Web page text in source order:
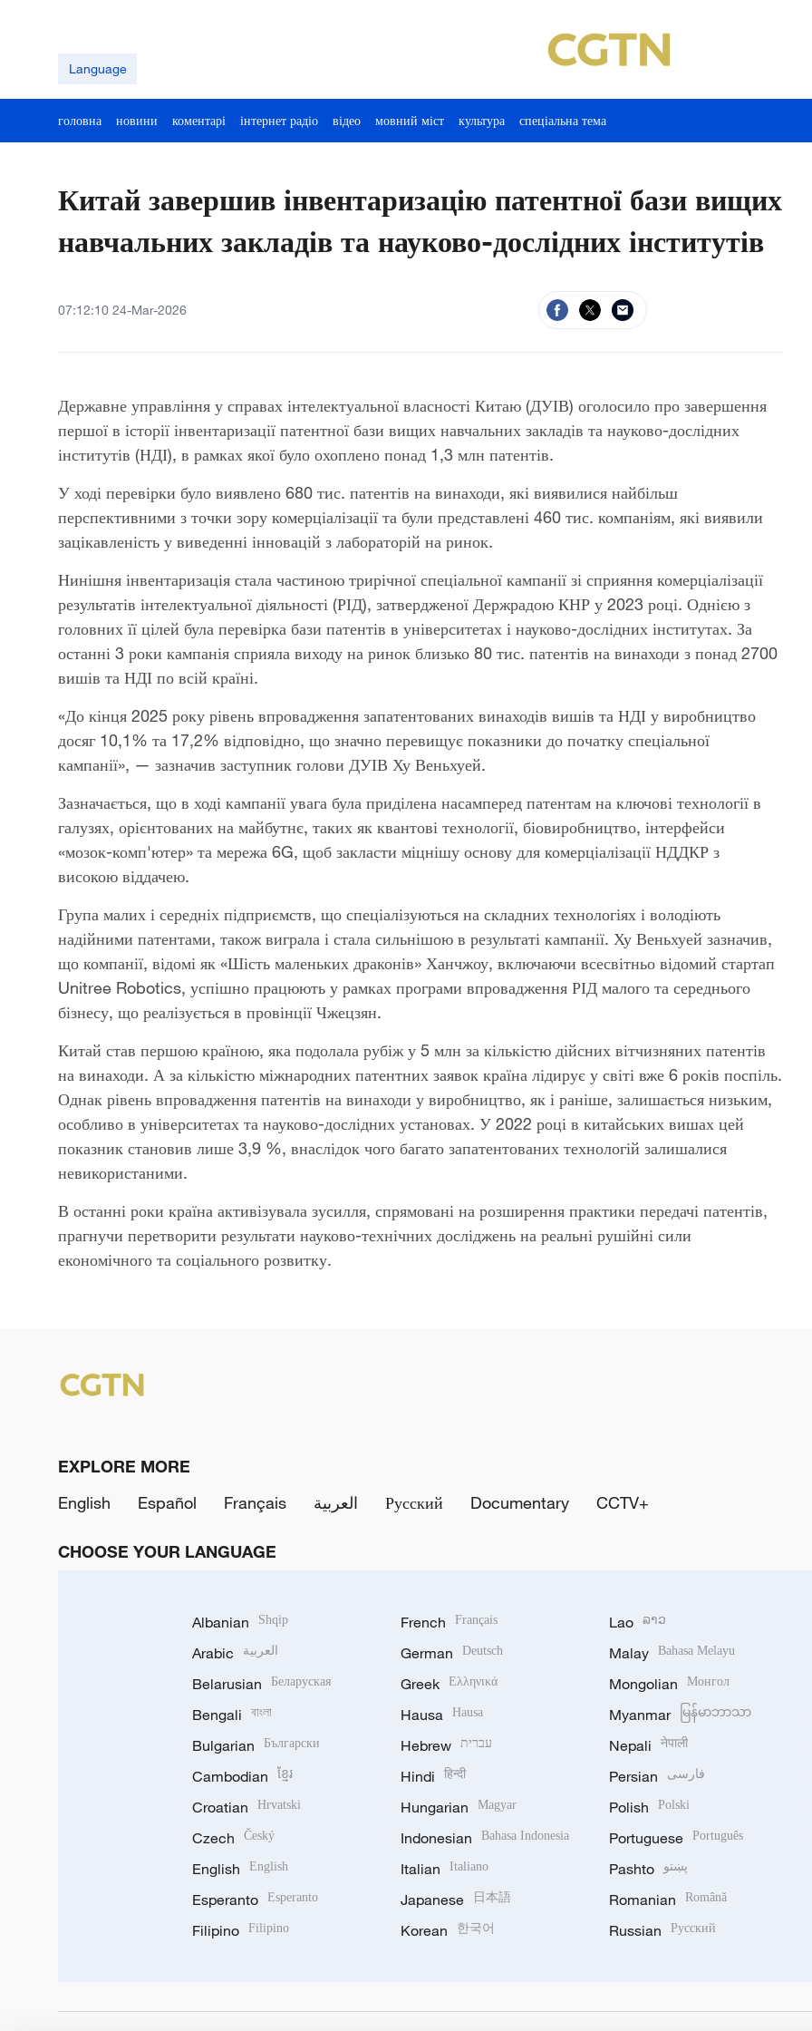
Language
головна новини коментарі інтернет радіо відео мовний міст культура спеціальна тема
Китай завершив інвентаризацію патентної бази вищих
навчальних закладів та науково-дослідних інститутів
07:12:10 24-Mar-2026
Державне управління у справах інтелектуальної власності Китаю (ДУІВ) оголосило про завершення
першої в історії інвентаризації патентної бази вищих навчальних закладів та науково-дослідних
інститутів (НДІ), в рамках якої було охоплено понад 1,3 млн патентів.
У ході перевірки було виявлено 680 тис. патентів на винаходи, які виявилися найбільш
перспективними з точки зору комерціалізації та були представлені 460 тис. компаніям, які виявили
зацікавленість у виведенні інновацій з лабораторій на ринок.
Нинішня інвентаризація стала частиною трирічної спеціальної кампанії зі сприяння комерціалізації
результатів інтелектуальної діяльності (РІД), затвердженої Держрадою КНР у 2023 році. Однією з
головних її цілей була перевірка бази патентів в університетах і науково-дослідних інститутах. За
останні 3 роки кампанія сприяла виходу на ринок близько 80 тис. патентів на винаходи з понад 2700
вишів та НДІ по всій країні.
«До кінця 2025 року рівень впровадження запатентованих винаходів вишів та НДІ у виробництво
досяг 10,1% та 17,2% відповідно, що значно перевищує показники до початку спеціальної
кампанії», — зазначив заступник голови ДУІВ Ху Веньхуей.
Зазначається, що в ході кампанії увага була приділена насамперед патентам на ключові технології в
галузях, орієнтованих на майбутнє, таких як квантові технології, біовиробництво, інтерфейси
«мозок-комп'ютер» та мережа 6G, щоб закласти міцнішу основу для комерціалізації НДДКР з
високою віддачею.
Група малих і середніх підприємств, що спеціалізуються на складних технологіях і володіють
надійними патентами, також виграла і стала сильнішою в результаті кампанії. Ху Веньхуей зазначив,
що компанії, відомі як «Шість маленьких драконів» Ханчжоу, включаючи всесвітньо відомий стартап
Unitree Robotics, успішно працюють у рамках програми впровадження РІД малого та середнього
бізнесу, що реалізується в провінції Чжецзян.
Китай став першою країною, яка подолала рубіж у 5 млн за кількістю дійсних вітчизняних патентів
на винаходи. А за кількістю міжнародних патентних заявок країна лідирує у світі вже 6 років поспіль.
Однак рівень впровадження патентів на винаходи у виробництво, як і раніше, залишається низьким,
особливо в університетах та науково-дослідних установах. У 2022 році в китайських вишах цей
показник становив лише 3,9 %, внаслідок чого багато запатентованих технологій залишалися
невикористаними.
В останні роки країна активізувала зусилля, спрямовані на розширення практики передачі патентів,
прагнучи перетворити результати науково-технічних досліджень на реальні рушійні сили
економічного та соціального розвитку.
EXPLORE MORE
English
Español Français العربية Русский Documentary CCTV+
CHOOSE YOUR LANGUAGE
Albanian Shqip
Arabic العربية
Belarusian Беларуская
Bengali বাংলা
Bulgarian Български
Cambodian ខ្មែរ
Croatian Hrvatski
Czech Český
English English
Esperanto Esperanto
Filipino Filipino
French Français
German Deutsch
Greek Ελληνικά
Hausa Hausa
Hebrew עברית
Hindi हिन्दी
Hungarian Magyar
Indonesian Bahasa Indonesia
Italian Italiano
Japanese 日本語
Korean 한국어
Lao ລາວ
Malay Bahasa Melayu
Mongolian Монгол
Myanmar မြန်မာဘာသာ
Nepali नेपाली
Persian فارسی
Polish Polski
Portuguese Português
Pashto پښتو
Romanian Română
Russian Русский